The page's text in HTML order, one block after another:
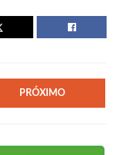
PRÓXIMO